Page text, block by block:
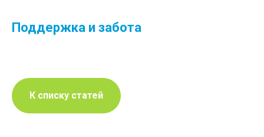
Поддержка и забота
К списку статей